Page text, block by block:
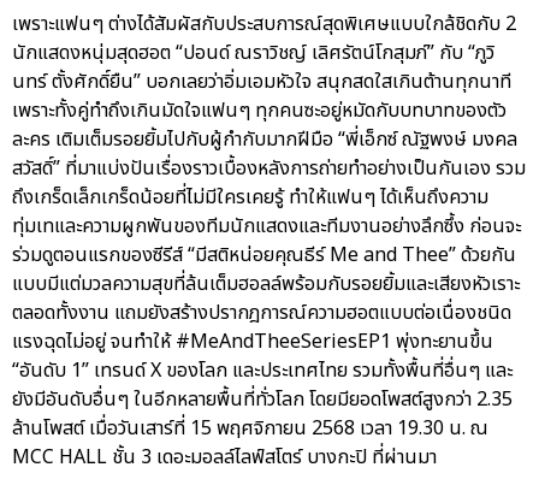
เพราะแฟนๆ ต่างได้สัมผัสกับประสบการณ์สุดพิเศษแบบใกล้ชิดกับ 2
นักแสดงหนุ่มสุดฮอต “ปอนด์ ณราวิชญ์ เลิศรัตน์โกสุมภ์” กับ “ภูวิ
นทร์ ตั้งศักดิ์ยืน” บอกเลยว่าอิ่มเอมหัวใจ สนุกสดใสเกินต้านทุกนาที
เพราะทั้งคู่ทำถึงเกินมัดใจแฟนๆ ทุกคนซะอยู่หมัดกับบทบาทของตัว
ละคร เติมเต็มรอยยิ้มไปกับผู้กำกับมากฝีมือ “พี่เอ็กซ์ ณัฐพงษ์ มงคล
สวัสดิ์” ที่มาแบ่งปันเรื่องราวเบื้องหลังการถ่ายทำอย่างเป็นกันเอง รวม
ถึงเกร็ดเล็กเกร็ดน้อยที่ไม่มีใครเคยรู้ ทำให้แฟนๆ ได้เห็นถึงความ
ทุ่มเทและความผูกพันของทีมนักแสดงและทีมงานอย่างลึกซึ้ง ก่อนจะ
ร่วมดูตอนแรกของซีรีส์ “มีสติหน่อยคุณธีร์ Me and Thee” ด้วยกัน
แบบมีแต่มวลความสุขที่ล้นเต็มฮอลล์พร้อมกับรอยยิ้มและเสียงหัวเราะ
ตลอดทั้งงาน แถมยังสร้างปรากฎการณ์ความฮอตแบบต่อเนื่องชนิด
แรงฉุดไม่อยู่ จนทำให้ #MeAndTheeSeriesEP1 พุ่งทะยานขึ้น
“อันดับ 1” เทรนด์ X ของโลก และประเทศไทย รวมทั้งพื้นที่อื่นๆ และ
ยังมีอันดับอื่นๆ ในอีกหลายพื้นที่ทั่วโลก โดยมียอดโพสต์สูงกว่า 2.35
ล้านโพสต์ เมื่อวันเสาร์ที่ 15 พฤศจิกายน 2568 เวลา 19.30 น. ณ
MCC HALL ชั้น 3 เดอะมอลล์ไลฟ์สโตร์ บางกะปิ ที่ผ่านมา